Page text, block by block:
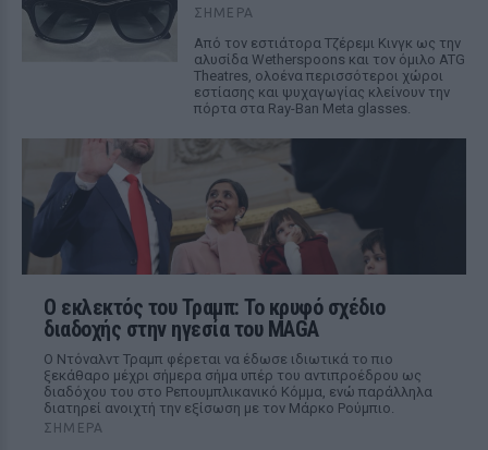
ΣΉΜΕΡΑ
Από τον εστιάτορα Τζέρεμι Κινγκ ως την
αλυσίδα Wetherspoons και τον όμιλο ATG
Theatres, ολοένα περισσότεροι χώροι
εστίασης και ψυχαγωγίας κλείνουν την
πόρτα στα Ray-Ban Meta glasses.
Ο εκλεκτός του Τραμπ: Το κρυφό σχέδιο
διαδοχής στην ηγεσία του MAGA
Ο Ντόναλντ Τραμπ φέρεται να έδωσε ιδιωτικά το πιο
ξεκάθαρο μέχρι σήμερα σήμα υπέρ του αντιπροέδρου ως
διαδόχου του στο Ρεπουμπλικανικό Κόμμα, ενώ παράλληλα
διατηρεί ανοιχτή την εξίσωση με τον Μάρκο Ρούμπιο.
ΣΉΜΕΡΑ